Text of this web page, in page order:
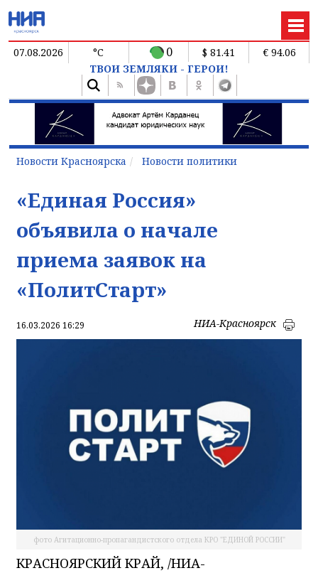
07.08.2026 °C 0 $ 81.41
€ 94.06
ТВОИ ЗЕМЛЯКИ - ГЕРОИ!
Новости Красноярска Новости политики
«Единая Россия»
объявила о начале
приема заявок на
«ПолитСтарт»
16.03.2026 16:29 НИА-Красноярск
фото Агитационно-пропагандистского отдела КРО "ЕДИНОЙ РОССИИ"
КРАСНОЯРСКИЙ КРАЙ, /НИА-